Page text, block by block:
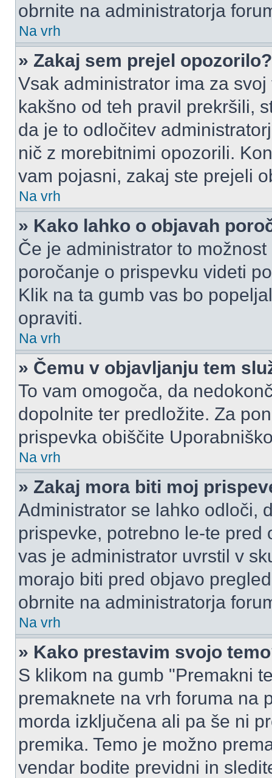
obrnite na administratorja
Na vrh
» Zakaj sem prejel opozorilo?
Vsak administrator ima za
kakšno od teh pravil prekršili,
da je to odločitev
nič z morebitnimi opozorili.
vam pojasni, zakaj ste prejeli
Na vrh
» Kako lahko o objavah
Če je administrator to
poročanje o prispevku videti
Klik na ta gumb vas bo
opraviti.
Na vrh
» Čemu v objavljanju tem
To vam omogoča, da
dopolnite ter predložite. Za
prispevka obiščite
Na vrh
» Zakaj mora biti moj
Administrator se lahko odloči,
prispevke, potrebno le-te
vas je administrator uvrstil v
morajo biti pred objavo
obrnite na administratorja
Na vrh
» Kako prestavim svojo
S klikom na gumb "Premakni
premaknete na vrh foruma na
morda izključena ali pa še ni
premika. Temo je možno
vendar bodite previdni in